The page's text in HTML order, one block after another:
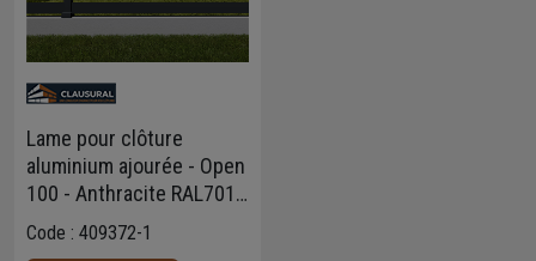
Lame pour clôture
aluminium ajourée - Open
100 - Anthracite RAL7016
- Haut. 10,00 CM - Long.
Code : 409372-1